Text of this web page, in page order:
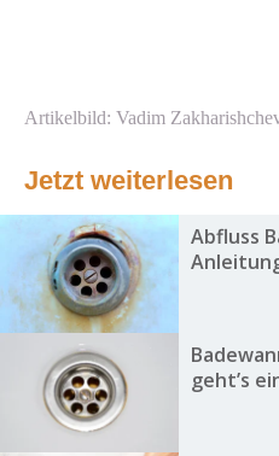
Artikelbild: Vadim
Jetzt weiterlesen
Abfluss
geht’s